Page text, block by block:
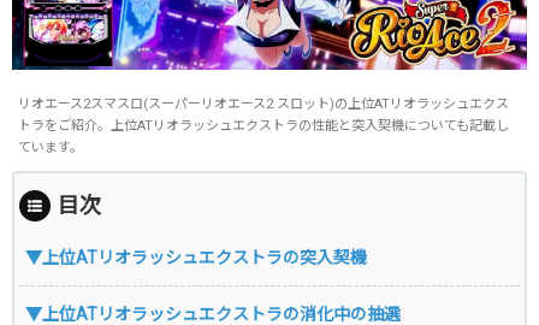
リオエース2スマスロ(スーパーリオエース2 スロット)の上位ATリオラッシュエクス
トラをご紹介。上位ATリオラッシュエクストラの性能と突入契機についても記載し
ています。
目次
▼上位ATリオラッシュエクストラの突入契機
▼上位ATリオラッシュエクストラの消化中の抽選